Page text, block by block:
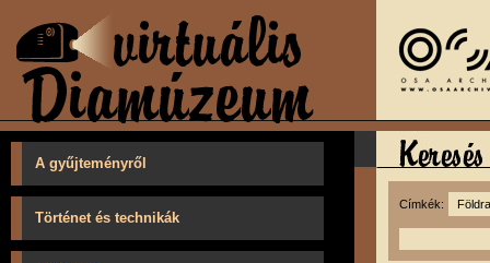
A gyűjteményről
Történet és technikák
Címkék: